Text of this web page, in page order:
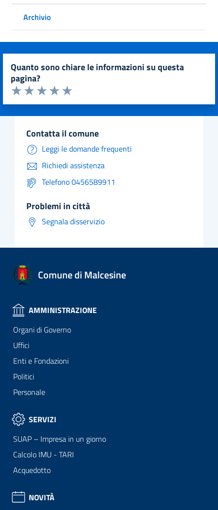
Archivio
quanto sono chiare le informazioni su questa
pagina?
Valuta da 1 a 5 stelle la pagina
Valuta 5 stelle su 5
Valuta 4 stelle su 5
Valuta 3 stelle su 5
Valuta 2 stelle su 5
Valuta 1 stelle su 5
contatta il comune
Leggi le domande frequenti
Richiedi assistenza
Telefono 0456589911
problemi in città
Segnala disservizio
Comune di Malcesine
AMMINISTRAZIONE
Organi di Governo
Uffici
Enti e Fondazioni
Politici
Personale
SERVIZI
SUAP – Impresa in un giorno
Calcolo IMU - TARI
Acquedotto
NOVITÀ